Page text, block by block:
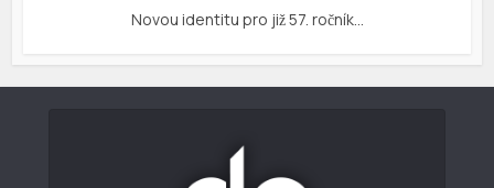
Novou identitu pro již 57. ročník…